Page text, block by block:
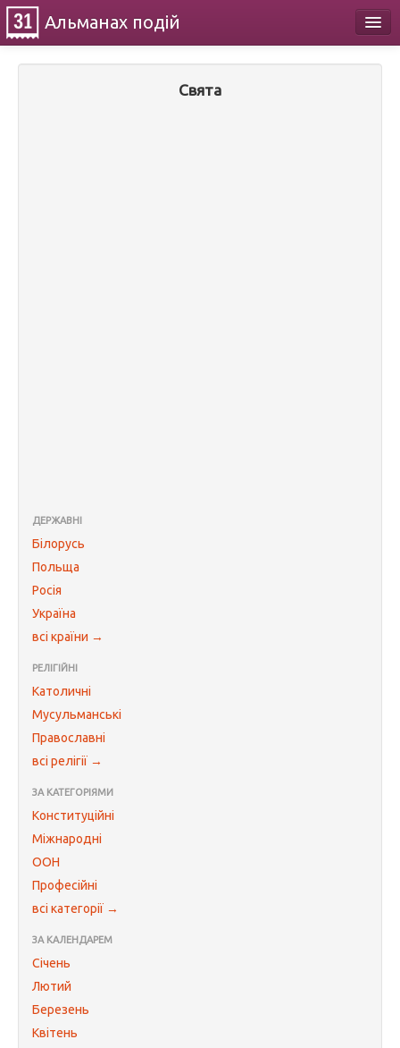
Альманах подій
Свята
ДЕРЖАВНІ
Білорусь
Польща
Росія
Україна
всі країни →
РЕЛІГІЙНІ
Католичні
Мусульманські
Православні
всі релігії →
ЗА КАТЕГОРІЯМИ
Конституційні
Міжнародні
ООН
Професійні
всі категорії →
ЗА КАЛЕНДАРЕМ
Січень
Лютий
Березень
Квітень